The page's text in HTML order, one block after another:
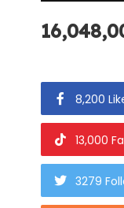
8,200
13,000
3279